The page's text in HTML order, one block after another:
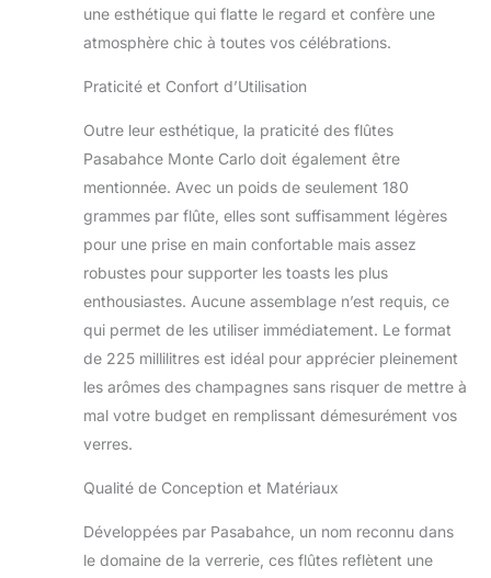
une esthétique qui flatte le regard et confère une
atmosphère chic à toutes vos célébrations.
Praticité et Confort d’Utilisation
Outre leur esthétique, la praticité des flûtes
Pasabahce Monte Carlo doit également être
mentionnée. Avec un poids de seulement 180
grammes par flûte, elles sont suffisamment légères
pour une prise en main confortable mais assez
robustes pour supporter les toasts les plus
enthousiastes. Aucune assemblage n’est requis, ce
qui permet de les utiliser immédiatement. Le format
de 225 millilitres est idéal pour apprécier pleinement
les arômes des champagnes sans risquer de mettre à
mal votre budget en remplissant démesurément vos
verres.
Qualité de Conception et Matériaux
Développées par Pasabahce, un nom reconnu dans
le domaine de la verrerie, ces flûtes reflètent une